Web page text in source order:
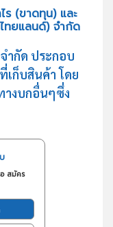
ร (ขาดทุน) และ
ทยแลนด์) จำกัด
ำกัด ประกอบ
เก็บสินค้า โดย
างบกอื่นๆซึ่ง
สมัคร